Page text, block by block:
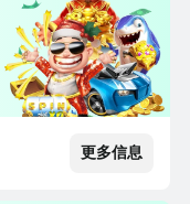
更多信息